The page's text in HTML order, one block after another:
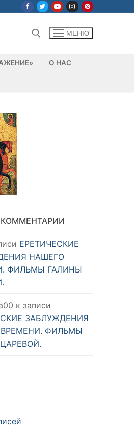
МЕНЮ
О НАС
ЕРЕТИЧЕСКИЕ
НАШЕГО
ФИЛЬМЫ ГАЛИНЫ
к записи
ЗАБЛУЖДЕНИЯ
ФИЛЬМЫ